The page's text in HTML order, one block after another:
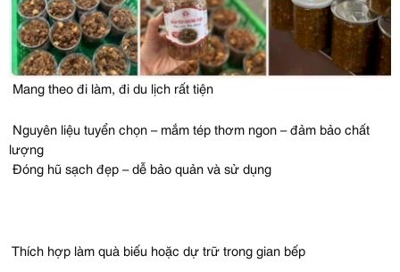
Mang theo đi làm, đi du lịch rất tiện
Nguyên liệu tuyển chọn – mắm tép thơm ngon – đảm bảo chất
lượng
Đóng hũ sạch đẹp – dễ bảo quản và sử dụng
Thích hợp làm quà biếu hoặc dự trữ trong gian bếp